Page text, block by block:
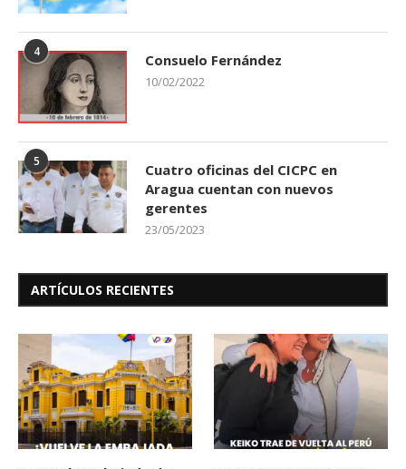
4 Consuelo Fernández
10/02/2022
5
Cuatro oficinas del CICPC en
Aragua cuentan con nuevos
gerentes
23/05/2023
ARTÍCULOS RECIENTES